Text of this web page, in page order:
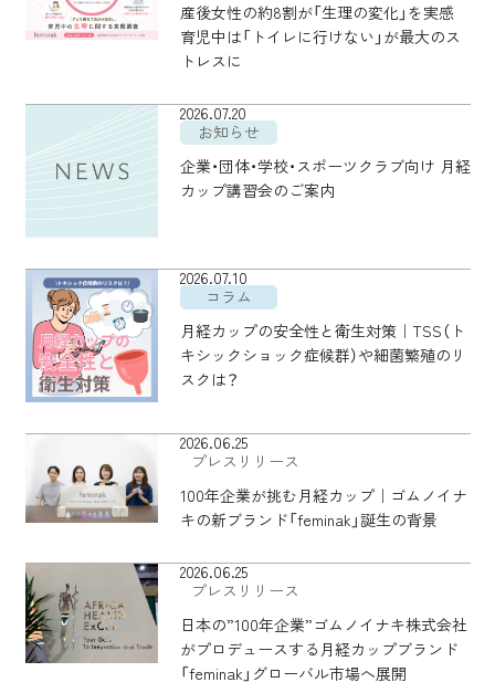
産後女性の約8割が「生理の変化」を実感
育児中は「トイレに行けない」が最大のス
トレスに
2026.07.20
お知らせ
企業・団体・学校・スポーツクラブ向け 月経
カップ講習会のご案内
2026.07.10
コラム
月経カップの安全性と衛生対策｜TSS（ト
キシックショック症候群）や細菌繁殖のリ
スクは？
2026.06.25
プレスリリース
100年企業が挑む月経カップ｜ゴムノイナ
キの新ブランド「feminak」誕生の背景
2026.06.25
プレスリリース
日本の”100年企業”ゴムノイナキ株式会社
がプロデュースする月経カップブランド
「feminak」グローバル市場へ展開